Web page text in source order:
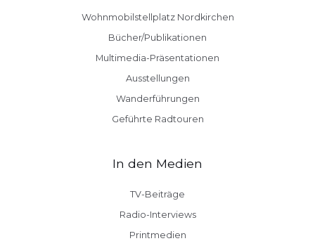
Wohnmobilstellplatz Nordkirchen
Bücher/Publikationen
Multimedia-Präsentationen
Ausstellungen
Wanderführungen
Geführte Radtouren
In den Medien
TV-Beiträge
Radio-Interviews
Printmedien